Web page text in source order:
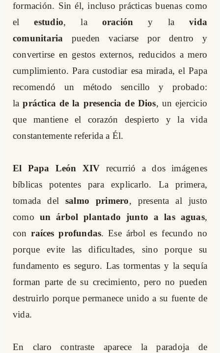
formación. Sin él, incluso prácticas buenas como
el
estudio, la oración y la
vida
comunitaria
pueden vaciarse por dentro y
convertirse en gestos externos, reducidos a mero
cumplimiento. Para custodiar esa mirada, el Papa
recomendó un método sencillo y probado:
la práctica de la presencia de Dios, un ejercicio
que mantiene el corazón despierto y la vida
constantemente referida a Él.
El Papa León XIV
recurrió a dos imágenes
bíblicas potentes para explicarlo. La primera,
tomada del
salmo primero, presenta al justo
como un árbol plantado junto a las aguas,
con raíces profundas. Ese árbol es fecundo no
porque evite las dificultades, sino porque su
fundamento es seguro. Las tormentas y la sequía
forman parte de su crecimiento, pero no pueden
destruirlo porque permanece unido a su fuente de
vida.
En claro contraste aparece la paradoja de